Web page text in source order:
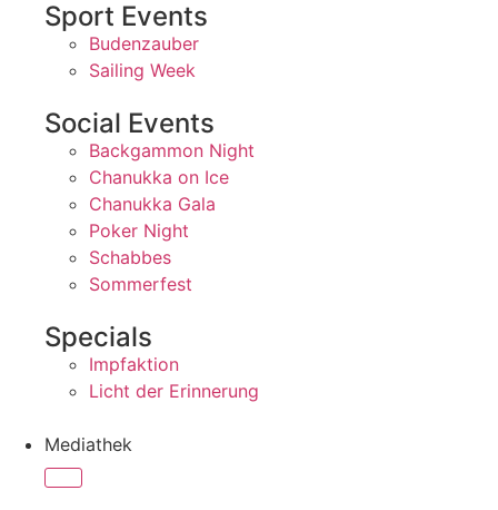
Sport Events
Budenzauber
Sailing Week
Social Events
Backgammon Night
Chanukka on Ice
Chanukka Gala
Poker Night
Schabbes
Sommerfest
Specials
Impfaktion
Licht der Erinnerung
Mediathek